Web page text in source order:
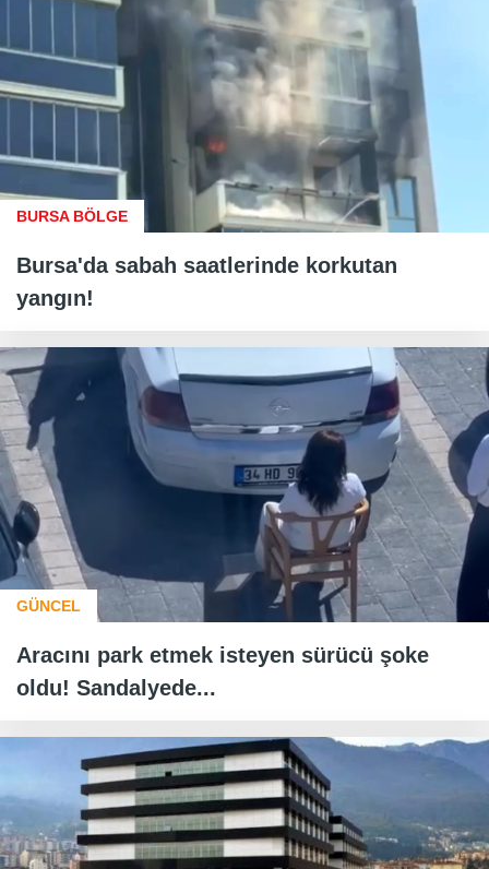
BURSA BÖLGE
Bursa'da sabah saatlerinde korkutan
yangın!
GÜNCEL
Aracını park etmek isteyen sürücü şoke
oldu! Sandalyede...